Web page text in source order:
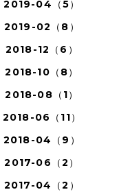
2019-04（5）
2019-02（8）
2018-12（6）
2018-10（8）
2018-08（1）
2018-06（11）
2018-04（9）
2017-06（2）
2017-04（2）